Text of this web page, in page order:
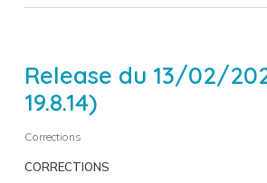
Release du 13/02/
19.8.14)
Corrections
CORRECTIONS